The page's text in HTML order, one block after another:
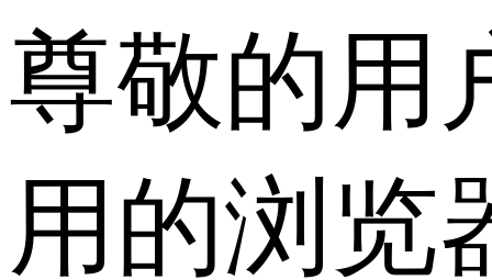
尊敬的用
用的浏览